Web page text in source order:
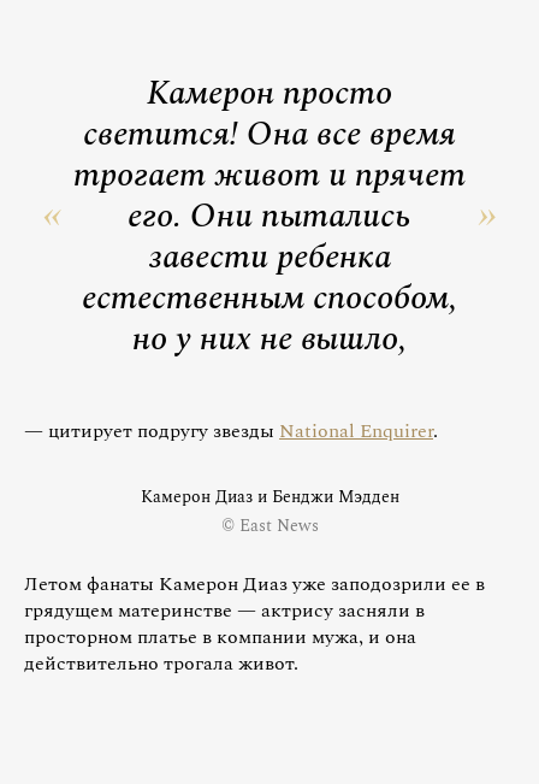
Камерон просто
светится! Она все время
трогает живот и прячет
его. Они пытались
завести ребенка
естественным способом,
но у них не вышло,
— цитирует подругу звезды National Enquirer.
Камерон Диаз и Бенджи Мэдден
© East News
Летом фанаты Камерон Диаз уже заподозрили ее в
грядущем материнстве — актрису засняли в
просторном платье в компании мужа, и она
действительно трогала живот.